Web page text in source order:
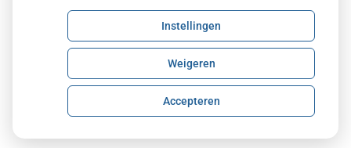
Uw Zorg Online
Cookie-instellingen
Instellingen
Weigeren
Accepteren